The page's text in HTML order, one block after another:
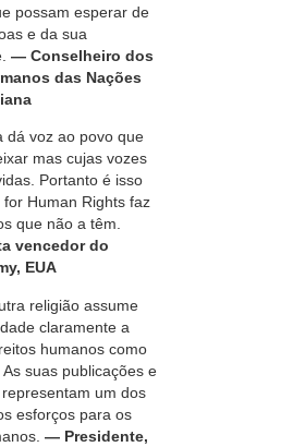
possam esperar de
e da sua
— Conselheiro dos
das Nações
dá voz ao povo que
mas cujas vozes
Portanto é isso
for Human Rights faz
que não a têm.
vencedor do
EUA
religião assume
claramente a
humanos como
As suas publicações e
um dos
esforços para os
— Presidente,